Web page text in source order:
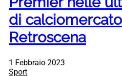
di
Retroscena
1 Febbraio 2023
Sport